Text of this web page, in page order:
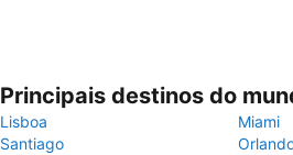
Principais destinos do
Lisboa
Miami
Santiago